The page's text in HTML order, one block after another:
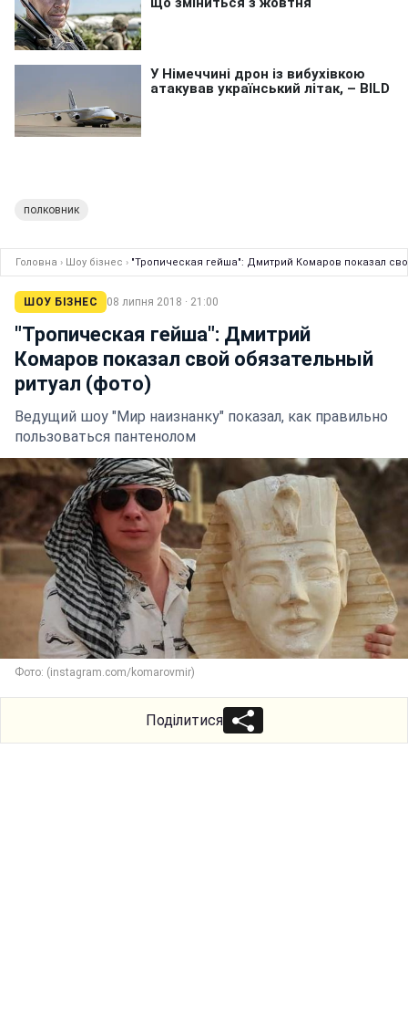
полковник
Головна › Шоу бізнес › "Тропическая гейша": Дмитрий Комаров показал
ШОУ БІЗНЕС 08 липня 2018 · 21:00
"Тропическая гейша": Дмитрий
Комаров показал свой обязательный
ритуал (фото)
Ведущий шоу "Мир наизнанку" показал, как правильно
пользоваться пантенолом
Фото: (instagram.com/komarovmir)
Поділитися